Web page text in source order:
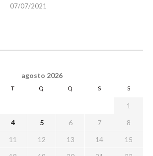
07/07/2021
agosto 2026
T Q Q S S
1
4 5 6 7
8
11 12 13 14
15